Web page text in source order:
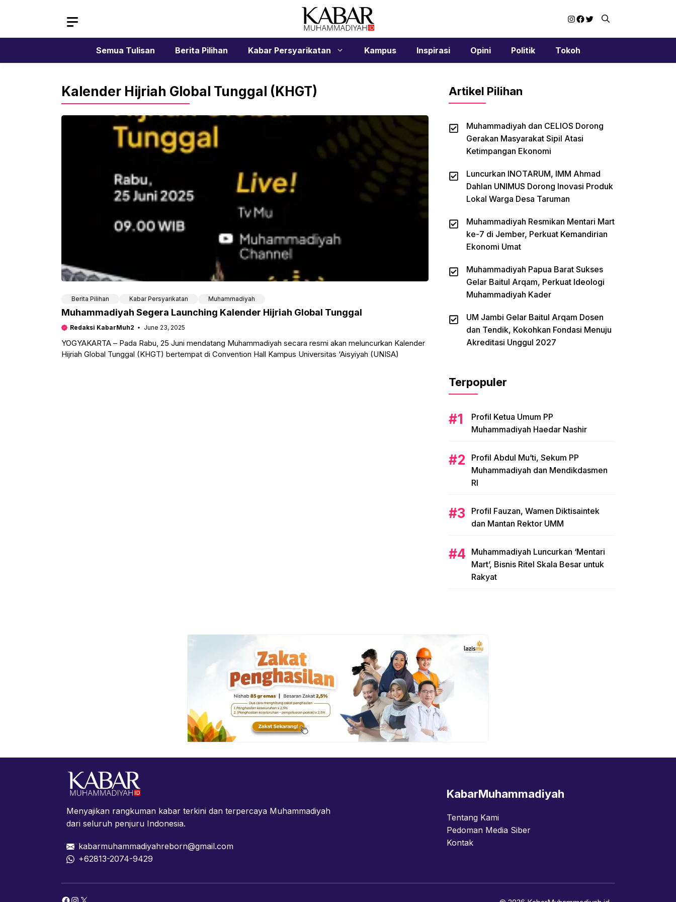
Instagram
Facebook
Twitter
Semua Tulisan Berita Pilihan Kabar Persyarikatan Kampus Inspirasi Opini Politik Tokoh
Kalender Hijriah Global Tunggal (KHGT)
Berita Pilihan Kabar Persyarikatan Muhammadiyah
Muhammadiyah Segera Launching Kalender Hijriah Global Tunggal
Redaksi KabarMuh2 June 23, 2025
YOGYAKARTA – Pada Rabu, 25 Juni mendatang Muhammadiyah secara resmi akan meluncurkan Kalender
Hijriah Global Tunggal (KHGT) bertempat di Convention Hall Kampus Universitas ‘Aisyiyah (UNISA)
Artikel Pilihan
Muhammadiyah dan CELIOS Dorong
Gerakan Masyarakat Sipil Atasi
Ketimpangan Ekonomi
Luncurkan INOTARUM, IMM Ahmad
Dahlan UNIMUS Dorong Inovasi Produk
Lokal Warga Desa Taruman
Muhammadiyah Resmikan Mentari Mart
ke-7 di Jember, Perkuat Kemandirian
Ekonomi Umat
Muhammadiyah Papua Barat Sukses
Gelar Baitul Arqam, Perkuat Ideologi
Muhammadiyah Kader
UM Jambi Gelar Baitul Arqam Dosen
dan Tendik, Kokohkan Fondasi Menuju
Akreditasi Unggul 2027
Terpopuler
Profil Ketua Umum PP
Muhammadiyah Haedar Nashir
Profil Abdul Mu’ti, Sekum PP
Muhammadiyah dan Mendikdasmen
RI
Profil Fauzan, Wamen Diktisaintek
dan Mantan Rektor UMM
Muhammadiyah Luncurkan ‘Mentari
Mart’, Bisnis Ritel Skala Besar untuk
Rakyat
Menyajikan rangkuman kabar terkini dan terpercaya Muhammadiyah
dari seluruh penjuru Indonesia.
kabarmuhammadiyahreborn@gmail.com
+62813-2074-9429
KabarMuhammadiyah
Tentang Kami
Pedoman Media Siber
Kontak
Facebook
Instagram
X